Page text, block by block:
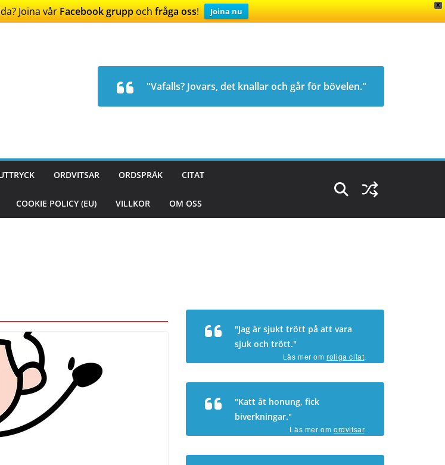
X
Joina vårFacebook gruppochfråga oss! Joina nu
"Vafalls? Jovars, det knallar och går för bövelen."
ORDVITSAR ORDSPRÅK CITAT
COOKIE POLICY (EU) VILLKOR OM OSS
"Jag är sjukt trött på att vara
sjuk och trött."
Läs mer omroliga citat.
"Katt åt honung, fick
biverkningar."
Läs mer om ordvitsar.